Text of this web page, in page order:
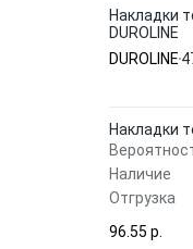
Накладки
DUROLINE
DUROLINE
Накладки
Наличие
Отгрузка
96.55 p.